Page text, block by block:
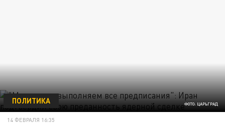
ФОТО: ЦАРЬГРАД
ПОЛИТИКА
14 ФЕВРАЛЯ 16:35